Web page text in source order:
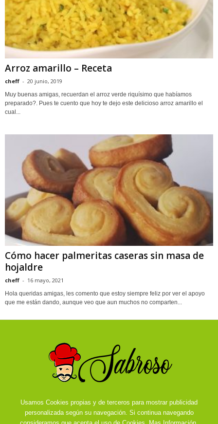
Arroz amarillo – Receta
cheff - 20 junio, 2019
Muy buenas amigas, recuerdan el arroz verde riquísimo que habíamos
preparado?. Pues te cuento que hoy te dejo este delicioso arroz amarillo el
cual...
Cómo hacer palmeritas caseras sin masa de
hojaldre
cheff - 16 mayo, 2021
Hola queridas amigas, les comento que estoy siempre feliz por ver el apoyo
que me están dando, aunque veo que aun muchos no comparten...
Usamos Cookies propias y de terceros para mostrar publicidad
personalizada según su navegación. Si continua navegando